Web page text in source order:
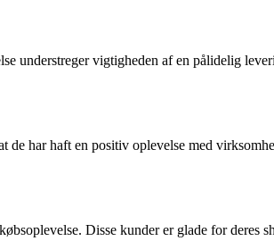
understreger vigtigheden af en pålidelig
har haft en positiv oplevelse med
Disse kunder er glade for deres